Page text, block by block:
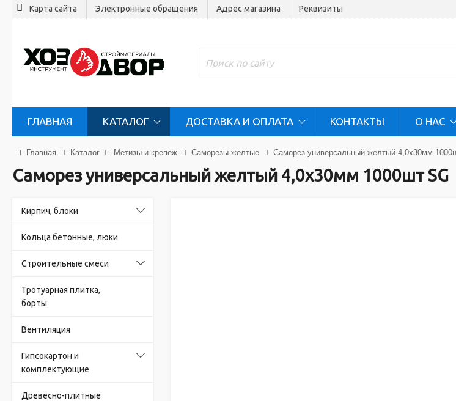
Карта сайта Электронные обращения Адрес магазина Реквизиты
ГЛАВНАЯ КАТАЛОГ ДОСТАВКА И ОПЛАТА КОНТАКТЫ О НАС
Главная Каталог Метизы и крепеж Саморезы желтые Саморез универсальный желтый 4,0х30мм
Саморез универсальный желтый 4,0х30мм 1000шт SG
Кирпич, блоки
Кольца бетонные, люки
Строительные смеси
Тротуарная плитка,
борты
Вентиляция
Гипсокартон и
комплектующие
Древесно-плитные